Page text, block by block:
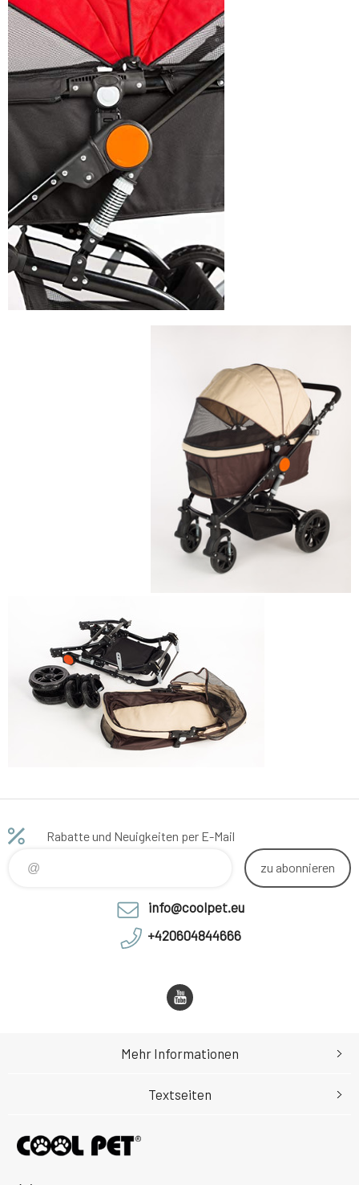
Rabatte und Neuigkeiten per E-Mail
zu abonnieren
info@coolpet.eu
+420604844666
Mehr Informationen
Textseiten